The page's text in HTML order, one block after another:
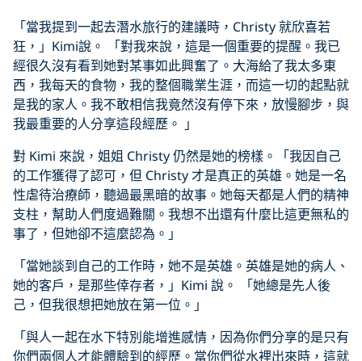
「當我提到一起去潛水旅行的建議時，Christy 就欣喜若
狂，」Kimi說。 「對我來說，這是一個重要的提醒。我已
經很久沒有看到她對某事如此興奮了。大海給了我太多東
西，我每天的食物，我的整個職業生涯，而這一切的起點就
是我的家人。我不敢相信我竟然沒有停下來，放慢腳步，與
我最重要的人分享這段經歷。 」
對 Kimi 來說，姐姐 Christy 仍然是她的榜樣。「我因自己
的工作獲得了認可，但 Christy 才是真正的英雄。她是一名
性虐待治療師，聽過最黑暗的故事。她每天都是人們的精神
支柱，幫助人們度過難關。我想不出還有什麼比這更無私的
事了，但她卻不這麼認為。」
「當她談到自己的工作時，她不是英雄。英雄是她的病人、
她的客戶，是那些倖存者，」Kimi 說。 「她總是先人後
己，但我很想把她放在第一位。」
「與人一起在水下特別能增進感情，因為你們分享的是只有
你們兩個人才能體驗到的經歷。當你們從水裡出來時，這就